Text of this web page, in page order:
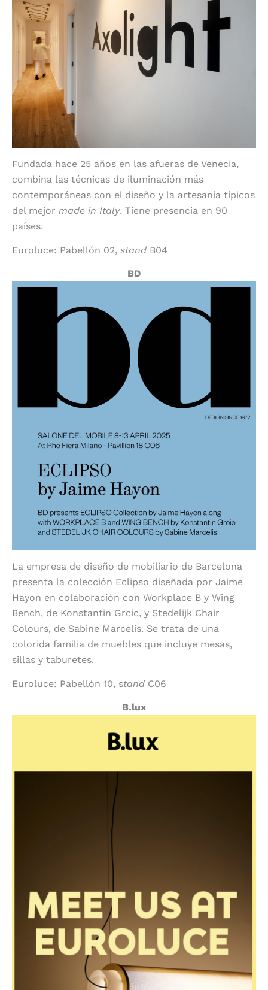
Fundada hace 25 años en las afueras de Venecia,
combina las técnicas de iluminación más
contemporáneas con el diseño y la artesanía típicos
del mejor made in Italy. Tiene presencia en 90
países.
Euroluce: Pabellón 02, stand B04
BD
La empresa de diseño de mobiliario de Barcelona
presenta la colección Eclipso diseñada por Jaime
Hayon en colaboración con Workplace B y Wing
Bench, de Konstantin Grcic, y Stedelijk Chair
Colours, de Sabine Marcelis. Se trata de una
colorida familia de muebles que incluye mesas,
sillas y taburetes.
Euroluce: Pabellón 10, stand C06
B.lux